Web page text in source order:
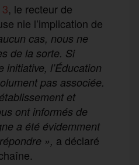
, le recteur de
nie l’implication de
cas, nous ne
de la sorte. Si
initiative, l’Éducation
pas associée.
et
ont informés de
a été évidemment
», a déclaré